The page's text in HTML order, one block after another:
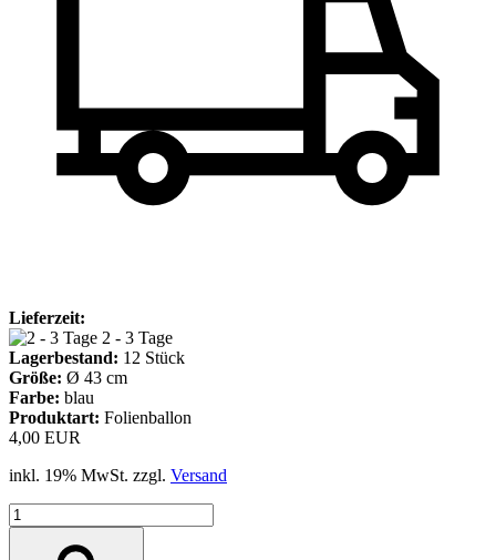
Lieferzeit:
2 - 3 Tage
Lagerbestand: 12 Stück
Größe: Ø 43 cm
Farbe: blau
Produktart: Folienballon
4,00 EUR
inkl. 19% MwSt. zzgl. Versand